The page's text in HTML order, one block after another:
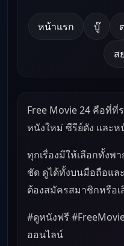
หน้าแรก บู๊
ส
Free Movie 24 คือที่ที่
หนังใหม่ ซีรีย์ดัง และห
ทุกเรื่องมีให้เลือกทั้งพ
ชัด ดูได้ทั้งบนมือถือแ
ต้องสมัครสมาชิกหรือเ
#ดูหนังฟรี
ออนไลน์